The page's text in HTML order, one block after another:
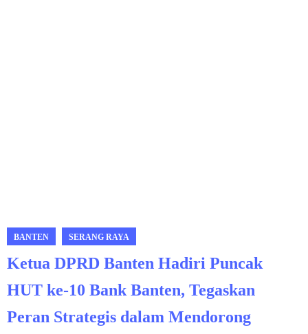
BANTEN SERANG RAYA
Ketua DPRD Banten Hadiri Puncak
HUT ke-10 Bank Banten, Tegaskan
Peran Strategis dalam Mendorong